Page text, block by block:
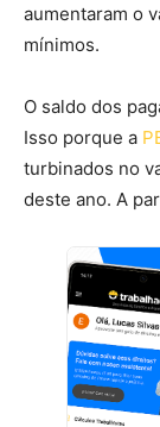
aumentaram o
mínimos.
O saldo dos
Isso porque a
turbinados no
deste ano. A